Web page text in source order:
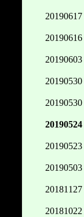
20190617
20190616
20190603
20190530
20190530
20190524
20190523
20190503
20181127
20181022